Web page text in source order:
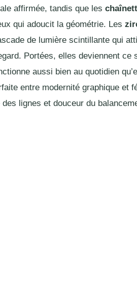
affirmée, tandis que les
qui adoucit la géométrie. Les
de lumière scintillante qui
Portées, elles deviennent ce
aussi bien au quotidien
entre modernité graphique et
lignes et douceur du